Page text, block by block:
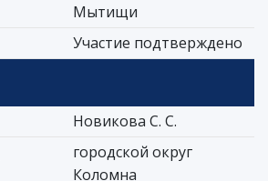
Мытищи
Участие подтверждено
Новикова С. С.
городской округ
Коломна